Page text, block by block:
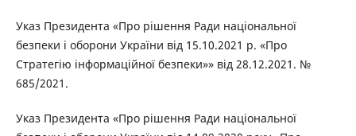
Указ Президента «Про рішення Ради національної
безпеки і оборони України від 15.10.2021 р. «Про
Стратегію інформаційної безпеки»» від 28.12.2021. №
685/2021.
Указ Президента «Про рішення Ради національної